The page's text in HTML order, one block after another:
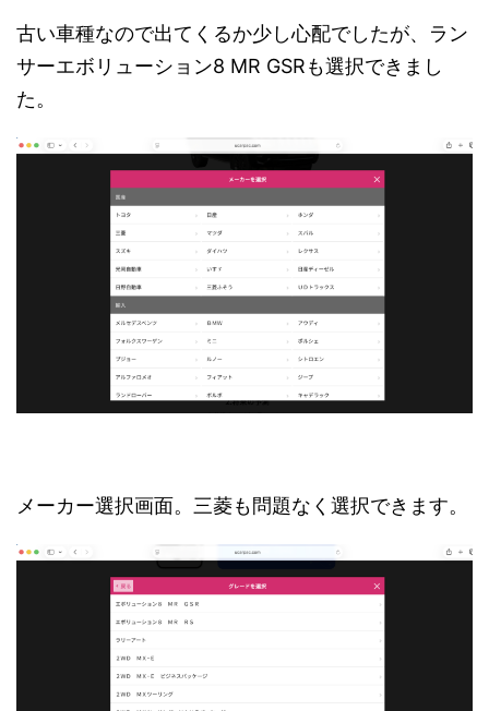
古い車種なので出てくるか少し心配でしたが、ラン
サーエボリューション8 MR GSRも選択できまし
た。
メーカー選択画面。三菱も問題なく選択できます。